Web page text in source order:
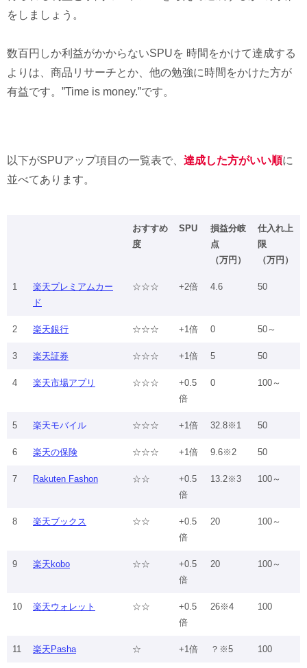
をしましょう。
数百円しか利益がかからないSPUを 時間をかけて達成する
よりは、商品リサーチとか、他の勉強に時間をかけた方が
有益です。”Time is money.”です。
以下がSPUアップ項目の一覧表で、 達成した方がいい順に
並べてあります。
おすすめ
度
SPU
損益分岐
点
（万円）
仕入れ上
限
（万円）
1
楽天プレミアムカー
ド
☆☆☆ +2倍 4.6 50
2 楽天銀行 ☆☆☆ +1倍 0 50～
3 楽天証券 ☆☆☆ +1倍 5 50
4 楽天市場アプリ ☆☆☆
+0.5
倍
0 100～
5 楽天モバイル ☆☆☆ +1倍 32.8※1 50
6 楽天の保険 ☆☆☆ +1倍 9.6※2 50
7 Rakuten Fashon ☆☆
+0.5
倍
13.2※3 100～
8 楽天ブックス ☆☆
+0.5
倍
20 100～
9 楽天kobo ☆☆
+0.5
倍
20 100～
10 楽天ウォレット ☆☆
+0.5
倍
26※4 100
11 楽天Pasha ☆ +1倍 ？※5 100